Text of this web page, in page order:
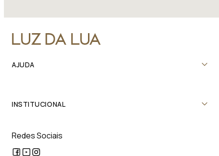
AJUDA
INSTITUCIONAL
Redes Sociais